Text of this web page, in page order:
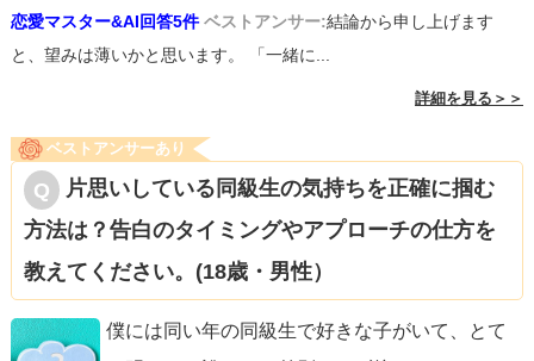
恋愛マスター&AI回答5件 ベストアンサー:結論から申し上げます
と、望みは薄いかと思います。 「一緒に...
詳細を見る＞＞
ベストアンサーあり
片思いしている同級生の気持ちを正確に掴む
方法は？告白のタイミングやアプローチの仕方を
教えてください。(18歳・男性）
僕には同い年の同級生で好きな子がいて、とて